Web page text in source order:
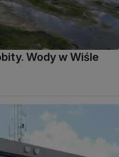
Wody w Wiśle